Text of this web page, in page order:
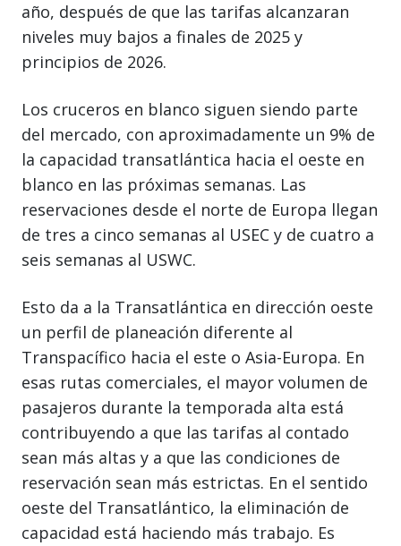
año, después de que las tarifas alcanzaran
niveles muy bajos a finales de 2025 y
principios de 2026.
Los cruceros en blanco siguen siendo parte
del mercado, con aproximadamente un 9% de
la capacidad transatlántica hacia el oeste en
blanco en las próximas semanas. Las
reservaciones desde el norte de Europa llegan
de tres a cinco semanas al USEC y de cuatro a
seis semanas al USWC.
Esto da a la Transatlántica en dirección oeste
un perfil de planeación diferente al
Transpacífico hacia el este o Asia-Europa. En
esas rutas comerciales, el mayor volumen de
pasajeros durante la temporada alta está
contribuyendo a que las tarifas al contado
sean más altas y a que las condiciones de
reservación sean más estrictas. En el sentido
oeste del Transatlántico, la eliminación de
capacidad está haciendo más trabajo. Es